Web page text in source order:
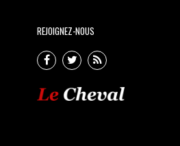
REJOIGNEZ-NOUS